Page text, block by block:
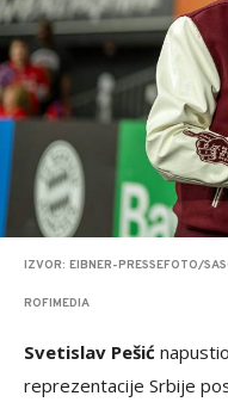
IZVOR: EIBNER-PRESSEFOTO/
ROFIMEDIA
Svetislav Pešić
reprezentacije Srbije